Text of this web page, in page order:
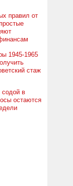
правил от
1945-1965
стаж
в
остаются